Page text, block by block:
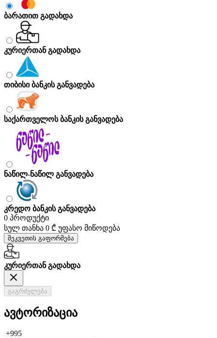
ბარათით გადახდა
კურიერთან გადახდა
თიბისი ბანკის განვადება
საქართველოს ბანკის განვადება
ნაწილ-ნაწილ განვადება
კრედო ბანკის განვადება
0 პროდუქტი
სულ თანხა 0 ₾ უფასო მიწოდება
შეკვეთის გაფორმება
კურიერთან გადახდა
გაგრძელება
ავტორიზაცია
+995